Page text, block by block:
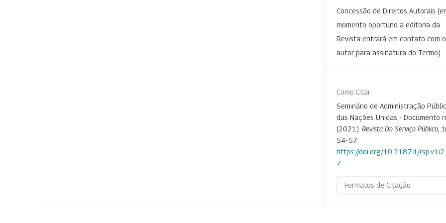
Concessão de Direitos Autorais
momento oportuno a editoria da
Revista entrará em contato com o
autor para assinatura do Termo).
Como Citar
Seminário de Administração
das Nações Unidas - Documento
(2021). Revista Do Serviço Público 1
54-57.
https://doi.org/10.21874/
7
Formatos de Citação